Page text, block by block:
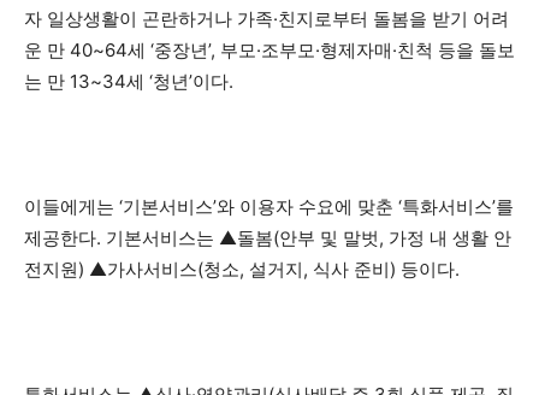
자 일상생활이 곤란하거나 가족·친지로부터 돌봄을 받기 어려
운 만 40~64세 ‘중장년’, 부모·조부모·형제자매·친척 등을 돌보
는 만 13~34세 ‘청년’이다.
이들에게는 ‘기본서비스’와 이용자 수요에 맞춘 ‘특화서비스’를
제공한다. 기본서비스는 ▲돌봄(안부 및 말벗, 가정 내 생활 안
전지원) ▲가사서비스(청소, 설거지, 식사 준비) 등이다.